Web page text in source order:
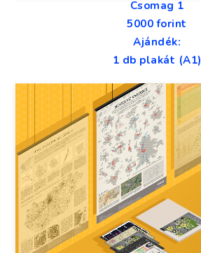
Csomag 1
5000 forint
Ajándék:
1 db plakát (A1)